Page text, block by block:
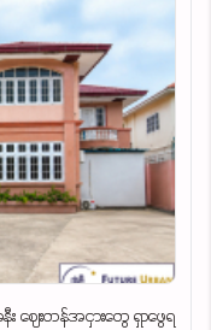
ဈေးတန်အငှားတွေ ရှာဖွေရ